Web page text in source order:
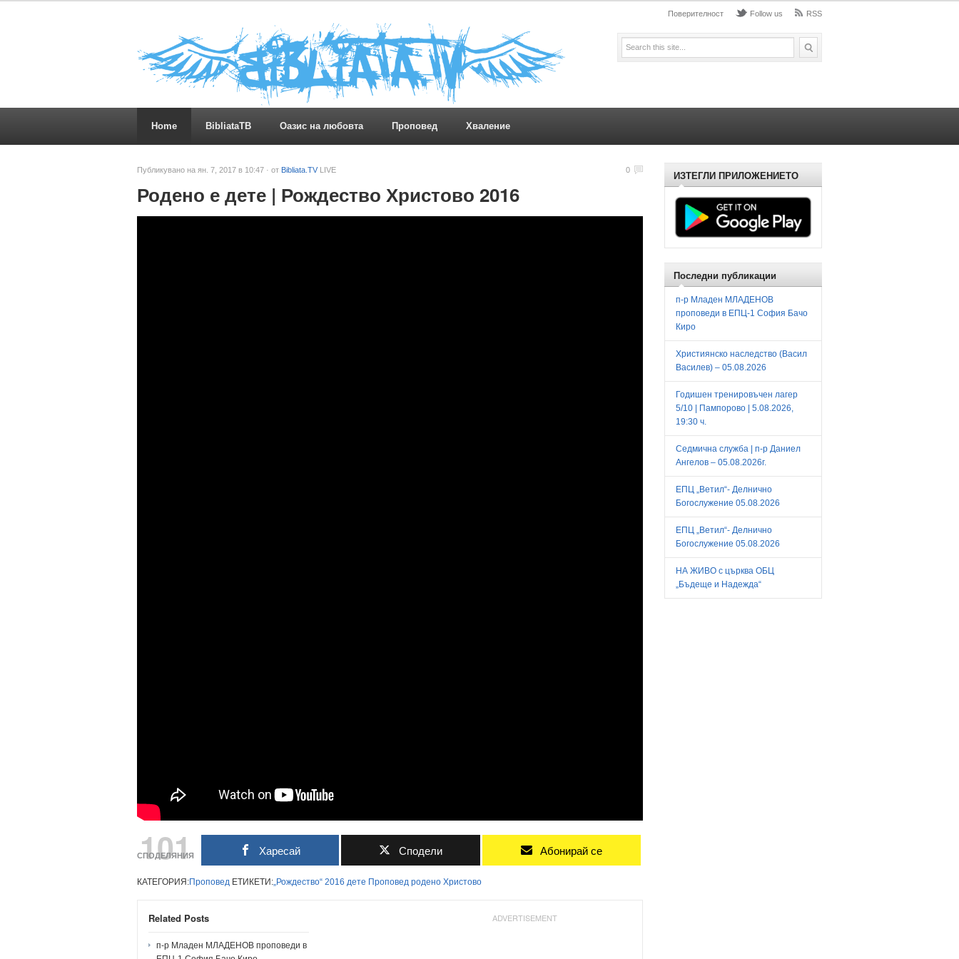
Поверителност Follow us RSS
Home BibliataTB Оазис на любовта Проповед Хваление
Публикувано на ян. 7, 2017 в 10:47 · от Bibliata.TV LIVE 0
Родено е дете | Рождество Христово 2016
101
СПОДЕЛЯНИЯ Харесай Сподели Абонирай се
КАТЕГОРИЯ:Проповед ЕТИКЕТИ:„Рождество“ 2016 дете Проповед родено Христово
Related Posts
п-р Младен МЛАДЕНОВ проповеди в
ADVERTISEMENT
ИЗТЕГЛИ ПРИЛОЖЕНИЕТО
Последни публикации
п-р Младен МЛАДЕНОВ
проповеди в ЕПЦ-1 София Бачо
Киро
Християнско наследство (Васил
Василев) – 05.08.2026
Годишен тренировъчен лагер
5/10 | Пампорово | 5.08.2026,
19:30 ч.
Седмична служба | п-р Даниел
Ангелов – 05.08.2026г.
ЕПЦ „Ветил“- Делнично
Богослужение 05.08.2026
ЕПЦ „Ветил“- Делнично
Богослужение 05.08.2026
НА ЖИВО с църква ОБЦ
„Бъдеще и Надежда“